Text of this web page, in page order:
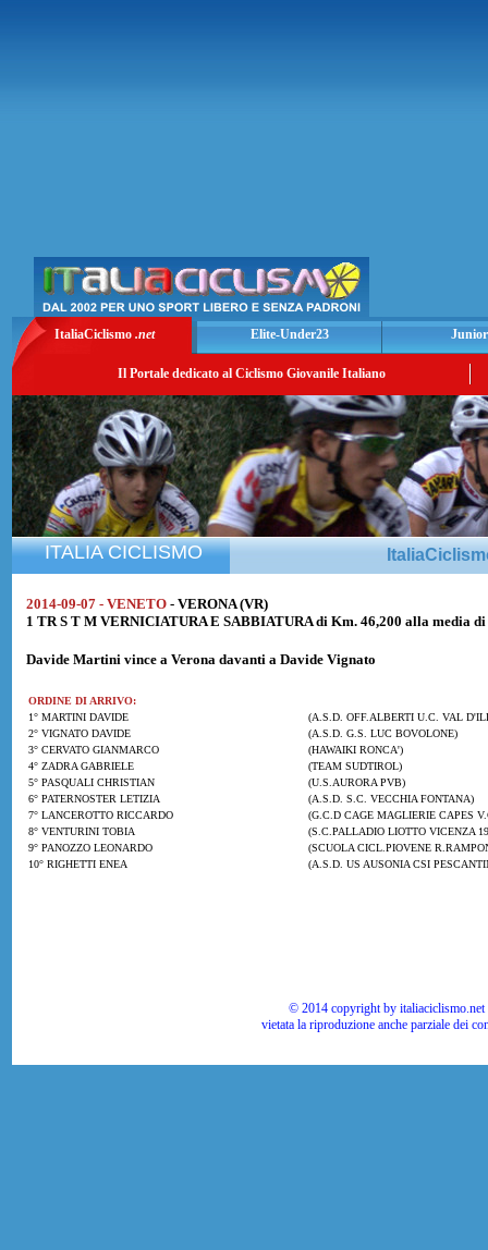
ItaliaCiclismo .net Elite-Under23
Il Portale dedicato al Ciclismo Giovanile Italiano
ITALIA CICLISMO
2014-09-07 - VENETO - VERONA (VR)
1 TR S T M VERNICIATURA E SABBIATURA di Km. 46,200 alla media
Davide Martini vince a Verona davanti a Davide Vignato
ORDINE DI ARRIVO:
1° MARTINI DAVIDE
(A.S.D. OFF.ALBERTI U.C. VAL
2° VIGNATO DAVIDE
(A.S.D. G.S. LUC BOVOLONE)
3° CERVATO GIANMARCO
(HAWAIKI RONCA')
4° ZADRA GABRIELE
(TEAM SUDTIROL)
5° PASQUALI CHRISTIAN
(U.S.AURORA PVB)
6° PATERNOSTER LETIZIA
(A.S.D. S.C. VECCHIA FONTANA)
7° LANCEROTTO RICCARDO
(G.C.D CAGE MAGLIERIE CAPES
8° VENTURINI TOBIA
(S.C.PALLADIO LIOTTO VICENZA
9° PANOZZO LEONARDO
(SCUOLA CICL.PIOVENE
10° RIGHETTI ENEA
(A.S.D. US AUSONIA CSI
© 2014 copyright by
vietata la riproduzione anche parziale dei